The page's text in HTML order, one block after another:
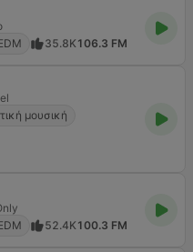
35.8K106.3 FM
μουσική
52.4K100.3 FM